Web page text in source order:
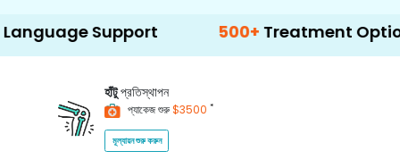
Support 500+ Treatment Options
হাঁটুপ্রতিস্থাপন
প্যাকেজ শুরু$3500 *
মূল্যায়ন শুরু করুন